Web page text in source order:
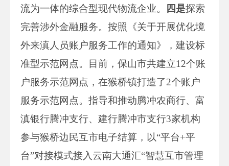
流为一体的综合型现代物流企业。
四是探索
完善涉外金融服务。按照《关于开展优化境
外来滇人员账户服务工作的通知》，建设标
准型示范网点。目前，保山市共建立12个账
户服务示范网点，在猴桥镇打造了2个账户
服务示范网点。指导和推动腾冲农商行、富
滇银行腾冲支行、建行腾冲市支行3家机构
参与猴桥边民互市电子结算，以“平台+平
台”对接模式接入云南大通汇“智慧互市管理